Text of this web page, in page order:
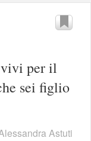
per il
sei figlio
Astuti